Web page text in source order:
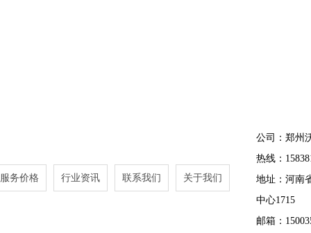
服务价格 行业资讯 联系我们 关于我们
公司：郑州
热线：
地址：河南
中心1715
邮箱：